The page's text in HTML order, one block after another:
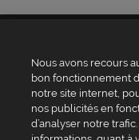
Nous avons recours
bon fonctionnement
notre site internet,
nos publicités en
d’analyser notre